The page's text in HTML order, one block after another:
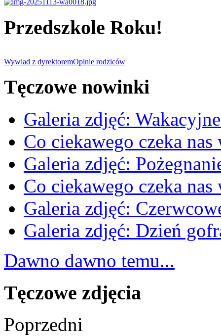
Przedszkole Roku!
Wywiad z dyrektoremOpinie rodziców
Tęczowe nowinki
Galeria zdjęć:
Co ciekawego czeka
Galeria zdjęć:
Co ciekawego czeka
Galeria zdjęć:
Galeria zdjęć: Dzień
Dawno dawno temu...
Tęczowe zdjęcia
Poprzedni